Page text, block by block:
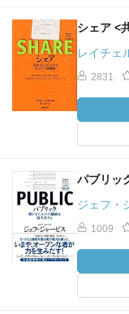
さかのぼって膨大
的ではないため、
・ネットワーク上
■パブリック型、コ
パブリック型：
コンソーシアム型
ットワーク
プライベート型：
という分類がある
コンソーシアム型
トレーサビリティ
運用が旧来の中
シェア <
レイチェ
2831
パブリッ
ジェフ・
1009